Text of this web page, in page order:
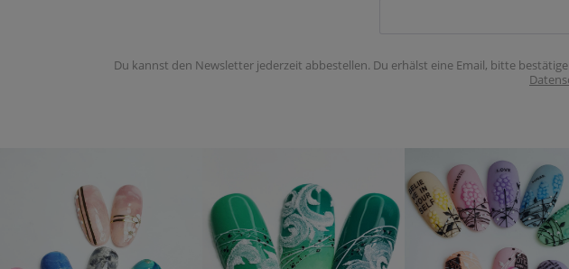
Du kannst den Newsletter jederzeit abbestellen. Du erhälst eine Email, bitte